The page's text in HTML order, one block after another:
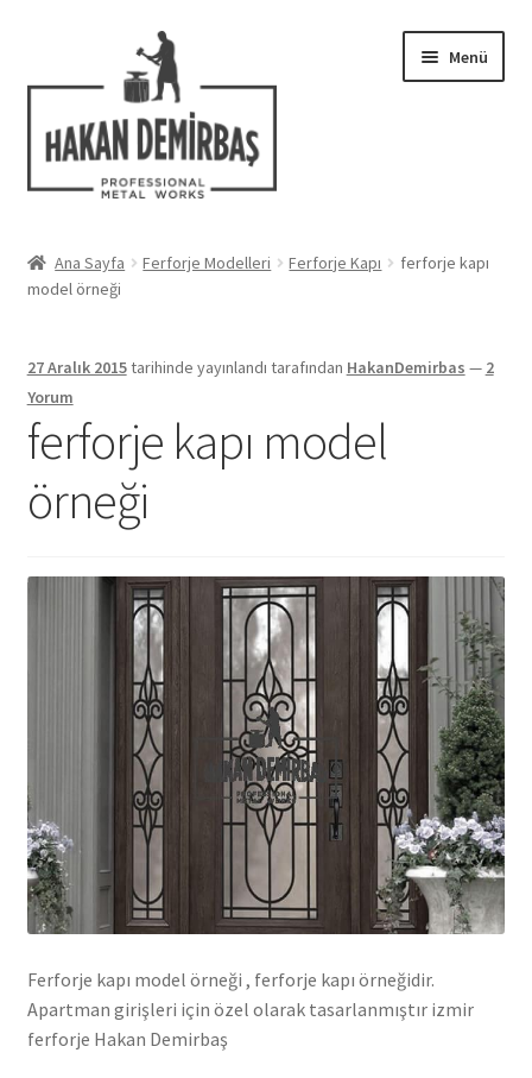
Menü
Ferforje Modelleri
Blog
İletişim
Ana Sayfa Ferforje Modelleri Ferforje Kapı
ferforje kapı
model örneği
27 Aralık 2015tarihinde yayınlandı tarafından HakanDemirbas — 2
Yorum
ferforje kapı model
örneği
Ferforje kapı model örneği , ferforje kapı örneğidir.
Apartman girişleri için özel olarak tasarlanmıştır izmir
ferforje Hakan Demirbaş